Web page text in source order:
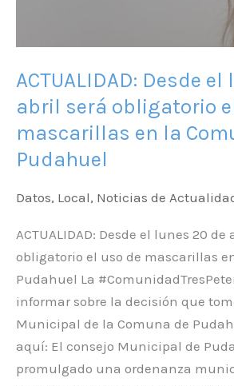
ACTUALIDAD: Desde
abril será obligatorio
mascarillas en la
Pudahuel
Datos, Local, Noticias de
ACTUALIDAD: Desde el lunes 20 de
obligatorio el uso de mascarillas
Pudahuel La
informar sobre la decisión que
Municipal de la Comuna de
aquí: El consejo Municipal de
promulgado una ordenanza
de
mascarillas
en
la
de